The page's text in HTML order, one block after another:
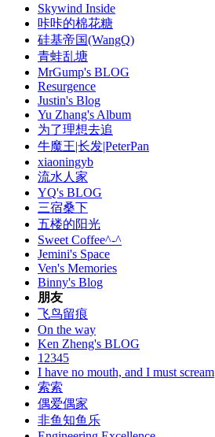
Skywind Inside
咔咔的棉花糖
硅基帝国(WangQ)
青蛙乱塘
MrGump's BLOG
Resurgence
Justin's Blog
Yu Zhang's Album
为了理想去追
牛魔王|长发|PeterPan
xiaoningyb
流水人家
YQ's BLOG
三宿桑下
五楼的阳光
Sweet Coffee^-^
Jemini's Space
Ven's Memories
Binny's Blog
朋友
飞鸟留痕
On the way
Ken Zheng's BLOG
12345
I have no mouth, and I must scream
索索
偶爱偶家
非鱼知鱼乐